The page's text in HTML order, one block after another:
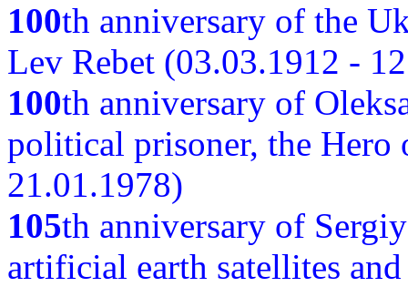
100th anniversary of the
Lev Rebet (03.03.1912 -
100th anniversary of
political prisoner, the
21.01.1978)
105th anniversary of
artificial earth satellites